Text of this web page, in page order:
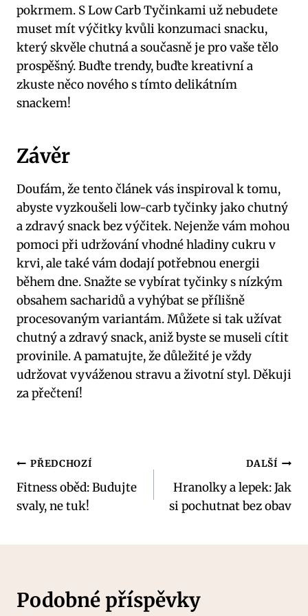
pokrmem. S Low⁢ Carb Tyčinkami už nebudete
‍muset​ mít výčitky‍ kvůli konzumaci snacku,​
který skvěle chutná ​a ⁣současně je‍ pro vaše tělo
prospěšný. Buďte trendy, buďte​ kreativní a
zkuste něco nového s​ tímto delikátním
snackem!
Závěr
Doufám,⁣ že tento článek vás inspiroval k tomu,
abyste vyzkoušeli low-carb tyčinky‌ jako chutný
a zdravý​ snack bez výčitek. Nejenže vám ​mohou
pomoci při ⁤udržování vhodné hladiny cukru ‌v
‌krvi, ale také vám dodají ⁤potřebnou energii
během dne.‍ Snažte se vybírat⁤ tyčinky‍ s nízkým
obsahem sacharidů a vyhýbat se přílišně
procesovaným variantám.⁣ Můžete si tak ‍užívat
⁣chutný ​a zdravý snack, aniž ​byste se ⁤museli cítit
provinile. A pamatujte, že⁤ důležité je vždy
udržovat⁢ vyváženou stravu a životní styl. Děkuji
za přečtení!
Navigace
pro
PŘEDCHOZÍ
Fitness oběd: Budujte
svaly, ne tuk!
DALŠÍ
Hranolky a lepek: Jak
si pochutnat bez obav
Podobné příspěvky